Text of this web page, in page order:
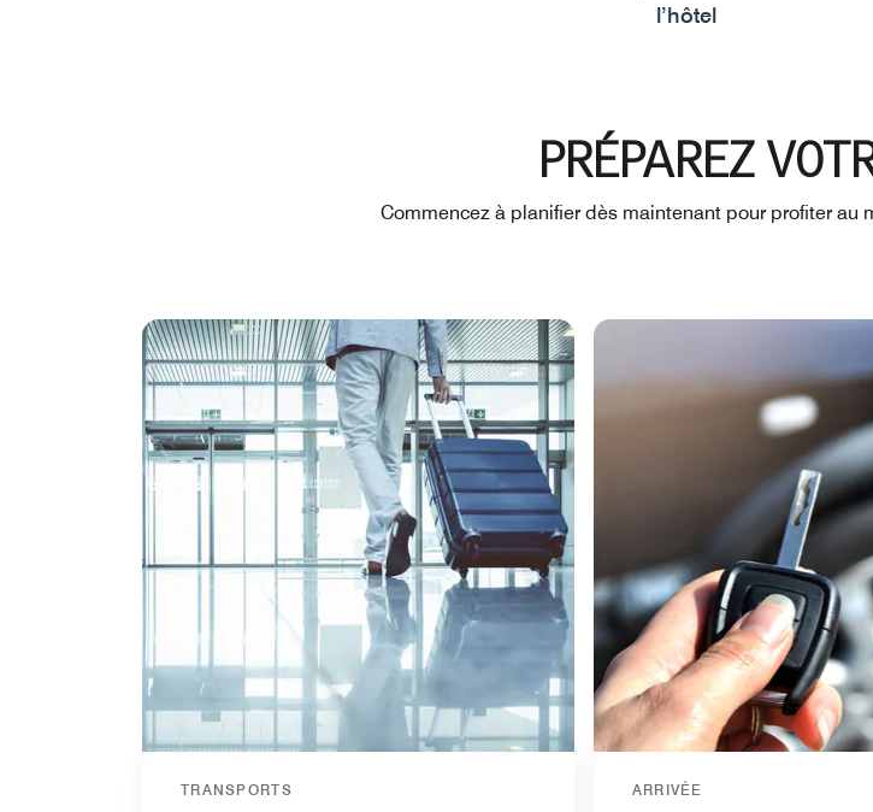
l’hôtel
PRÉPAREZ
Commencez à planifier dès maintenant pour profiter au
TRANSPORTS ARRIVÉE